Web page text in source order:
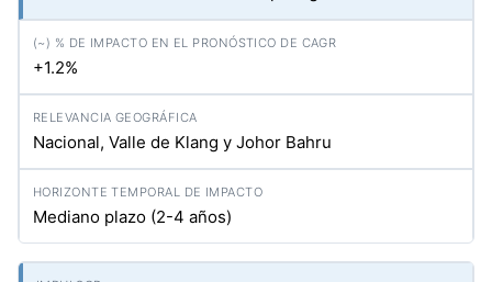
+1.2%
Nacional, Valle de Klang y Johor Bahru
Mediano plazo (2-4 años)